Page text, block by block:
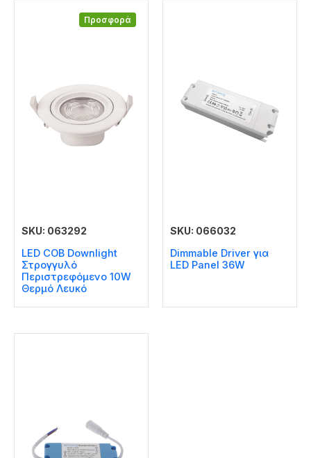
Προσφορά
SKU: 063292
LED COB Downlight
Στρογγυλό
Περιστρεφόμενο 10W
Θερμό Λευκό
SKU: 066032
Dimmable Driver για
LED Panel 36W